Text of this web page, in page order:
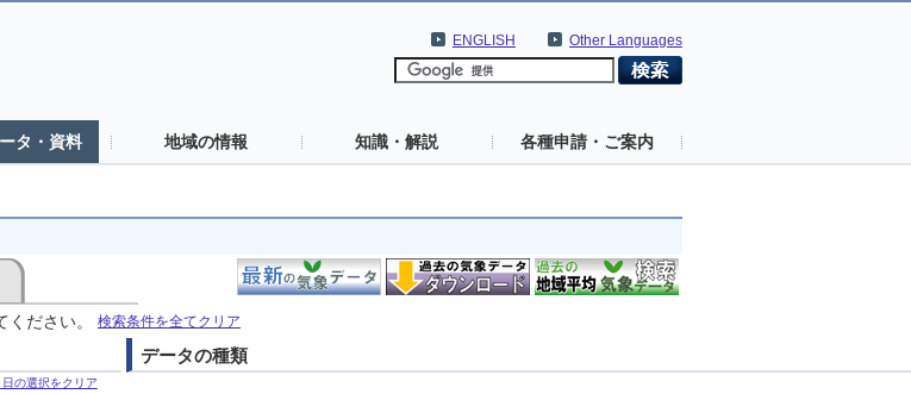
Other Languages
ENGLISH
タ・資料 地域の情報 知識・解説 各種申請・ご案内
ださい。 検索条件を全てクリア
日の選択をクリア
データの種類